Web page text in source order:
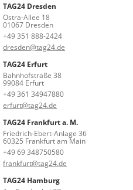
TAG24 Dresden
Ostra-Allee 18
01067 Dresden
+49 351 888-2424
dresden@tag24.de
TAG24 Erfurt
Bahnhofstraße 38
99084 Erfurt
+49 361 34947880
erfurt@tag24.de
TAG24 Frankfurt a. M.
Friedrich-Ebert-Anlage 36
60325 Frankfurt am Main
+49 69 348750580
frankfurt@tag24.de
TAG24 Hamburg